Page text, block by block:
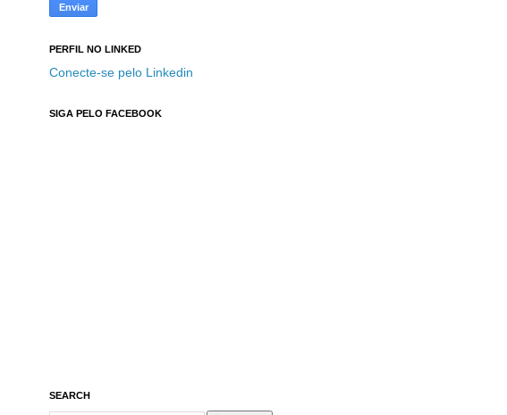
PERFIL NO LINKED
Conecte-se pelo Linkedin
SIGA PELO FACEBOOK
SEARCH